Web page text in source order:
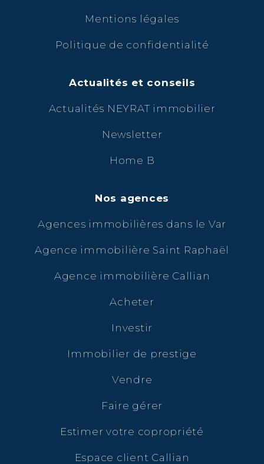
Mentions légales
Politique de confidentialité
Actualités et conseils
Actualités NEYRAT immobilier
Newsletter
Home B
Nos agences
Agences immobilières dans le Var
Agence immobilière Saint Raphaël
Agence immobilière Callian
Acheter
Investir
Immobilier de prestige
Vendre
Faire gérer
Estimer votre copropriété
Espace client Callian